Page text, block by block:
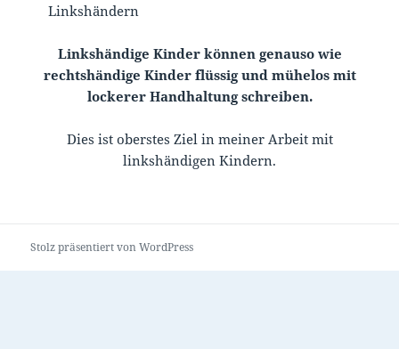
Linkshändern
Linkshändige Kinder können genauso wie
rechtshändige Kinder flüssig und mühelos mit
lockerer Handhaltung schreiben.
Dies ist oberstes Ziel in meiner Arbeit mit
linkshändigen Kindern.
Stolz präsentiert von WordPress